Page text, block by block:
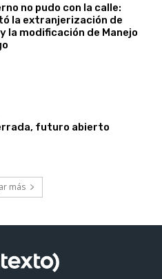
no pudo con la calle:
la extranjerización de
la modificación de Manejo
futuro abierto
más